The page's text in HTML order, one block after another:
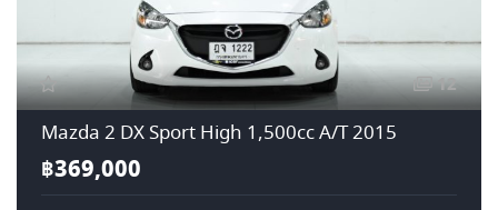
12
Mazda 2 DX Sport High 1,500cc A/T 2015
฿369,000